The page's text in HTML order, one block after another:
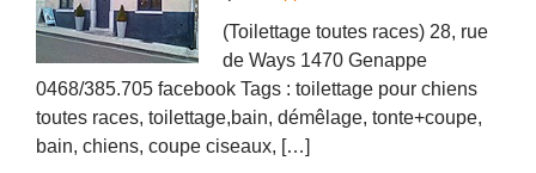
(Toilettage toutes races) 28, rue
de Ways 1470 Genappe
0468/385.705 facebook Tags : toilettage pour chiens
toutes races, toilettage,bain, démêlage, tonte+coupe,
bain, chiens, coupe ciseaux, […]